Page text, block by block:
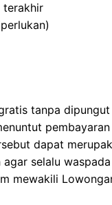
terakhir
tanpa dipungut
dapat
selalu
mewakili